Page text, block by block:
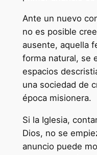
i
c
r
o
c
r
e
e
n
c
Ante un nuevo
no es posible
ausente, aquella
forma natural, se
espacios
una sociedad de
época misionera.
Si la Iglesia,
Dios, no se
anuncio puede